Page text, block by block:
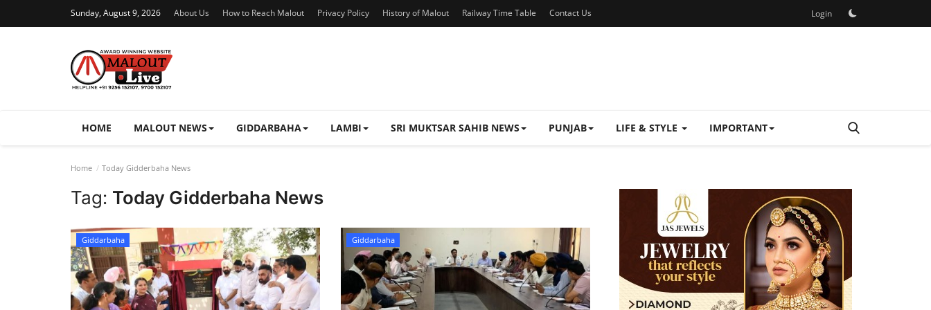
Sunday, August 9, 2026 About Us How to Reach Malout Privacy Policy History of Malout Railway Time Table Contact Us Login
HOME MALOUT NEWS GIDDARBAHA LAMBI SRI MUKTSAR SAHIB NEWS PUNJAB LIFE & STYLE IMPORTANT
Home Today Gidderbaha News
Tag: Today Gidderbaha News
Giddarbaha Giddarbaha